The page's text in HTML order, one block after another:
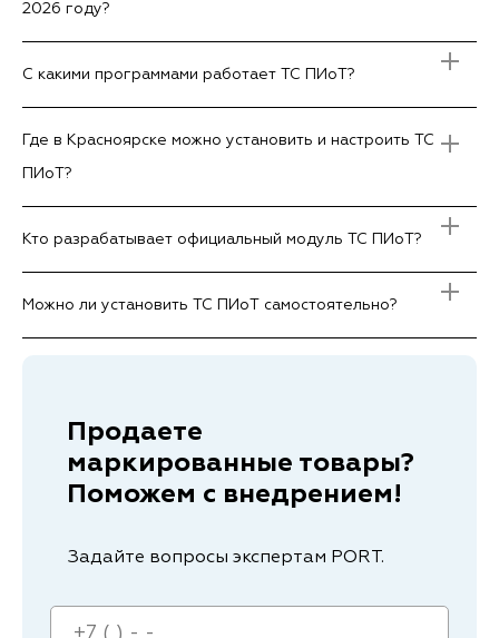
2026 году?
С какими программами работает ТС ПИоТ?
Где в Красноярске можно установить и настроить ТС
ПИоТ?
Кто разрабатывает официальный модуль ТС ПИоТ?
Можно ли установить ТС ПИоТ самостоятельно?
Продаете
маркированные товары?
Поможем с внедрением!
Задайте вопросы экспертам PORT.